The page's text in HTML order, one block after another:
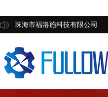
珠海市福洛施科技有限公司